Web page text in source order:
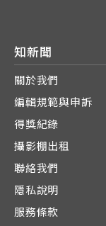
知新聞
關於我們
編輯規範與申訴
得獎紀錄
攝影棚出租
聯絡我們
隱私說明
服務條款